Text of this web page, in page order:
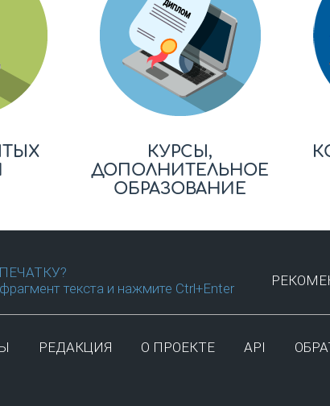
КУРСЫ,
ДОПОЛНИТЕЛЬНОЕ
ОБРАЗОВАНИЕ
текста и нажмите Ctrl+Enter
РЕДАКЦИЯ О ПРОЕКТЕ API